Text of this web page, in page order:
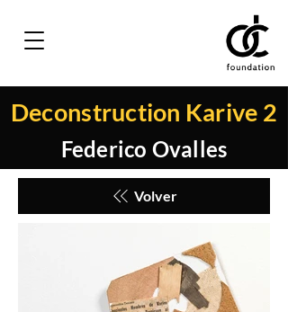
Deconstruction Karive 2
Federico Ovalles
Volver